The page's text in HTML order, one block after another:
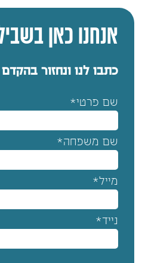
אנחנו כאן
כתבו לנו ונחזור בהקדם
שם פרטי*
שם משפחה*
מייל*
נייד*